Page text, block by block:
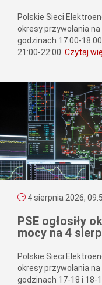
Polskie Sieci
okresy przywołania
godzinach 17:00-
21:00-22:00. Czytaj
4 sierpnia 2026,
PSE ogłosiły
mocy na 4
Polskie Sieci
okresy przywołania
godzinach 17-18 i 18-